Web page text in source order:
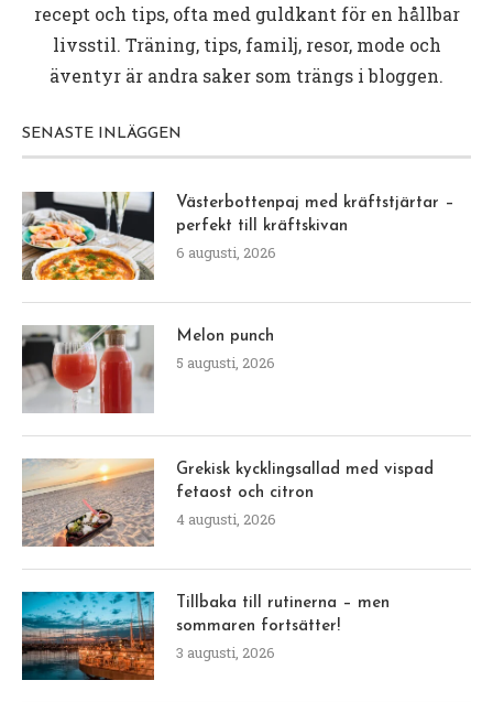
recept och tips, ofta med guldkant för en hållbar
livsstil. Träning, tips, familj, resor, mode och
äventyr är andra saker som trängs i bloggen.
SENASTE INLÄGGEN
Västerbottenpaj med kräftstjärtar –
perfekt till kräftskivan
6 augusti, 2026
Melon punch
5 augusti, 2026
Grekisk kycklingsallad med vispad
fetaost och citron
4 augusti, 2026
Tillbaka till rutinerna – men
sommaren fortsätter!
3 augusti, 2026